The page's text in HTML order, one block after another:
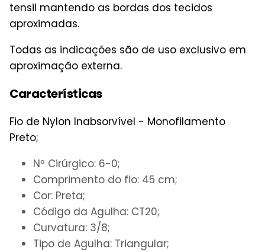
tensil mantendo as bordas dos tecidos
aproximadas.
Todas as indicações são de uso exclusivo em
aproximação externa.
Características
Fio de Nylon Inabsorvível - Monofilamento
Preto;
Nº Cirúrgico: 6-0;
Comprimento do fio: 45 cm;
Cor: Preta;
Código da Agulha: CT20;
Curvatura: 3/8;
Tipo de Agulha: Triangular;